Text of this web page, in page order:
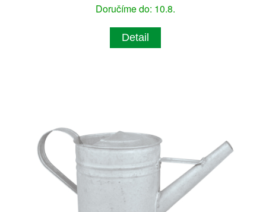
Doručíme do: 10.8.
Detail